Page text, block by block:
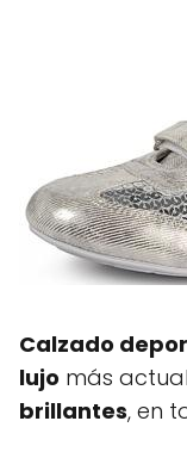
Calzado
lujo más
brillantes, en